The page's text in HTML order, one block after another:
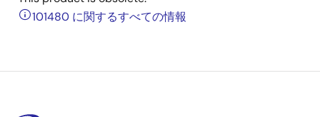
101480 に関するすべての情報